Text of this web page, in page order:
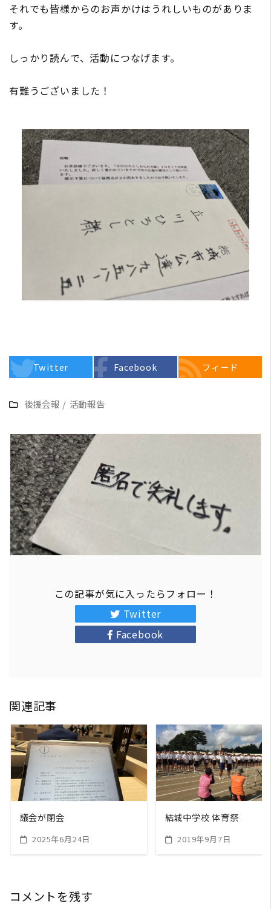
それでも皆様からのお声かけはうれしいものがありま
す。
しっかり読んで、活動につなげます。
有難うございました！
Twitter Facebook フィード
後援会報 / 活動報告
この記事が気に入ったらフォロー！
Twitter
Facebook
関連記事
READ MORE
議会が閉会
2025年6月24日
READ MORE
結城中学校 体育祭
2019年9月7日
コメントを残す